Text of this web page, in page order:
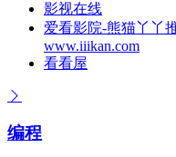
影视在线
爱看影院-熊猫丫丫
www.iiikan.com
看看屋
编程